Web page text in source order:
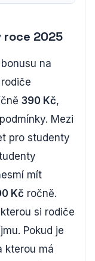
roce 2025
na
390 Kč,
Mezi
pro studenty
mít
Kč ročně.
si rodiče
Pokud je
kterou má